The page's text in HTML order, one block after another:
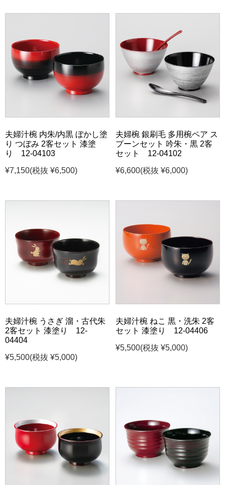
夫婦汁椀 内朱/内黒 ぼかし塗
り つぼみ 2客セット 漆塗
り 12-04103
¥7,150(税抜 ¥6,500)
夫婦椀 銀刷毛 多用椀ペア ス
プーンセット 吟朱・黒 2客
セット 12-04102
¥6,600(税抜 ¥6,000)
夫婦汁椀 うさぎ 溜・古代朱
2客セット 漆塗り 12-
04404
¥5,500(税抜 ¥5,000)
夫婦汁椀 ねこ 黒・洗朱 2客
セット 漆塗り 12-04406
¥5,500(税抜 ¥5,000)